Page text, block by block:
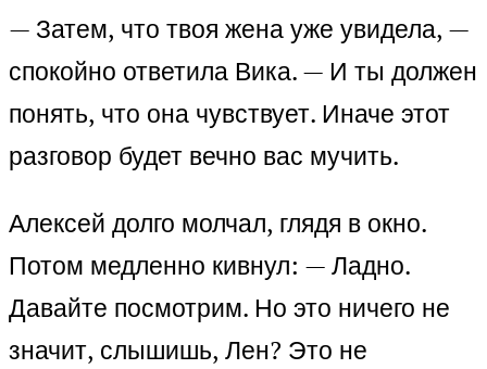
— Затем, что твоя жена уже увидела, —
спокойно ответила Вика. — И ты должен
понять, что она чувствует. Иначе этот
разговор будет вечно вас мучить.
Алексей долго молчал, глядя в окно.
Потом медленно кивнул: — Ладно.
Давайте посмотрим. Но это ничего не
значит, слышишь, Лен? Это не